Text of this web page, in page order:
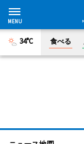
34°C 食べる